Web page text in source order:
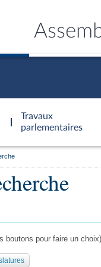
Travaux
parlementaires
boutons pour faire un choix)